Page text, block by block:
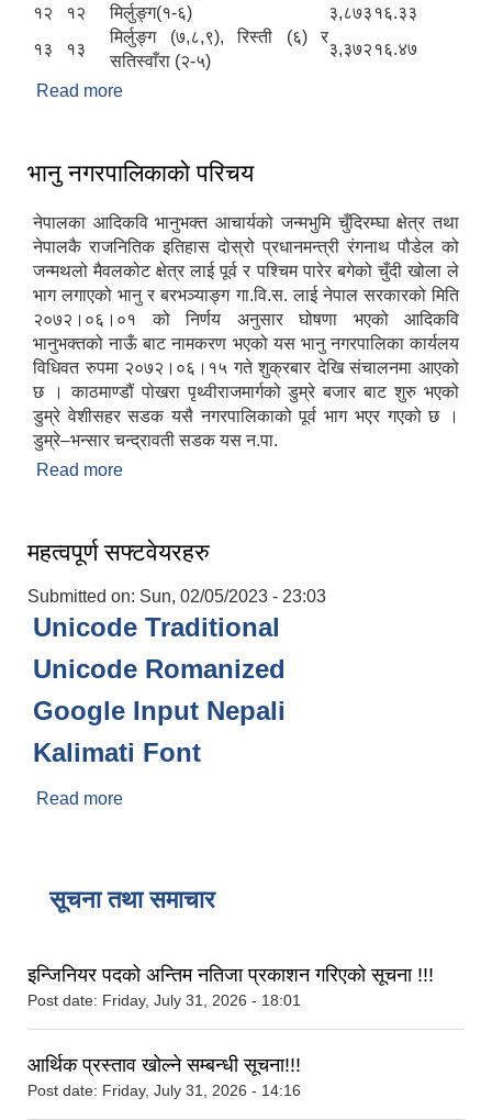
१२
१२ मिर्लुङ्ग(१-६) ३,८७३१६.३३
१३
१३
मिर्लुङ्ग (७,८,९), रिस्ती (६) र
सतिस्वाँरा (२-५)
३,३७२१६.४७
Read more
भानु नगरपालिकाको परिचय
नेपालका आदिकवि भानुभक्त आचार्यको जन्मभुमि चुँदिरम्घा क्षेत्र तथा
नेपालकै राजनितिक इतिहास दोस्रो प्रधानमन्त्री रंगनाथ पौडेल को
जन्मथलो मैवलकोट क्षेत्र लाई पूर्व र पश्चिम पारेर बगेको चुँदी खोला ले
भाग लगाएको भानु र बरभञ्याङ्ग गा.वि.स. लाई नेपाल सरकारको मिति
२०७२।०६।०१ को निर्णय अनुसार घोषणा भएको आदिकवि
भानुभक्तको नाऊँ बाट नामकरण भएको यस भानु नगरपालिका कार्यलय
विधिवत रुपमा २०७२।०६।१५ गते शुक्रबार देखि संचालनमा आएको
छ । काठमाण्डौं पोखरा पृथ्वीराजमार्गको डुम्रे बजार बाट शुरु भएको
डुम्रे वेशीसहर सडक यसै नगरपालिकाको पूर्व भाग भएर गएको छ ।
डुम्रे–भन्सार चन्द्रावती सडक यस न.पा.
Read more
महत्वपूर्ण सफ्टवेयरहरु
Submitted on: Sun, 02/05/2023 - 23:03
Unicode Traditional
Unicode Romanized
Google Input Nepali
Kalimati Font
Read more
सूचना तथा समाचार
इन्जिनियर पदको अन्तिम नतिजा प्रकाशन गरिएको सूचना !!!
Post date: Friday, July 31, 2026 - 18:01
आर्थिक प्रस्ताव खोल्ने सम्बन्धी सूचना!!!
Post date: Friday, July 31, 2026 - 14:16